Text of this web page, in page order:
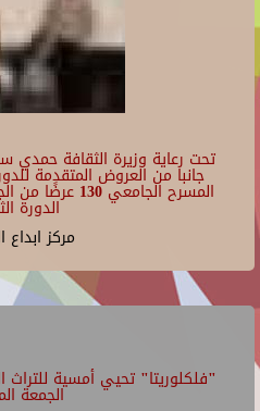
تحت رعاية وزيرة الثقافة
جانبا من العروض المتقدمة
المسرح
الدورة
مركز ابداع
"فلكلوريتا" تحيي أمسية
الجمعة